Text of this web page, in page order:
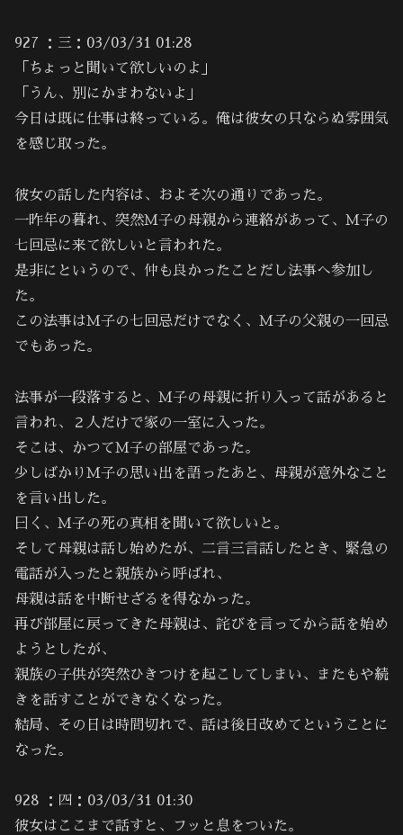
927 ：三：03/03/31 01:28
「ちょっと聞いて欲しいのよ」
「うん、別にかまわないよ」
今日は既に仕事は終っている。俺は彼女の只ならぬ雰囲気
を感じ取った。
彼女の話した内容は、およそ次の通りであった。
一昨年の暮れ、突然Ｍ子の母親から連絡があって、Ｍ子の
七回忌に来て欲しいと言われた。
是非にというので、仲も良かったことだし法事へ参加し
た。
この法事はＭ子の七回忌だけでなく、Ｍ子の父親の一回忌
でもあった。
法事が一段落すると、Ｍ子の母親に折り入って話があると
言われ、２人だけで家の一室に入った。
そこは、かつてＭ子の部屋であった。
少しばかりＭ子の思い出を語ったあと、母親が意外なこと
を言い出した。
曰く、Ｍ子の死の真相を聞いて欲しいと。
そして母親は話し始めたが、二言三言話したとき、緊急の
電話が入ったと親族から呼ばれ、
母親は話を中断せざるを得なかった。
再び部屋に戻ってきた母親は、詫びを言ってから話を始め
ようとしたが、
親族の子供が突然ひきつけを起こしてしまい、またもや続
きを話すことができなくなった。
結局、その日は時間切れで、話は後日改めてということに
なった。
928 ：四：03/03/31 01:30
彼女はここまで話すと、フッと息をついた。